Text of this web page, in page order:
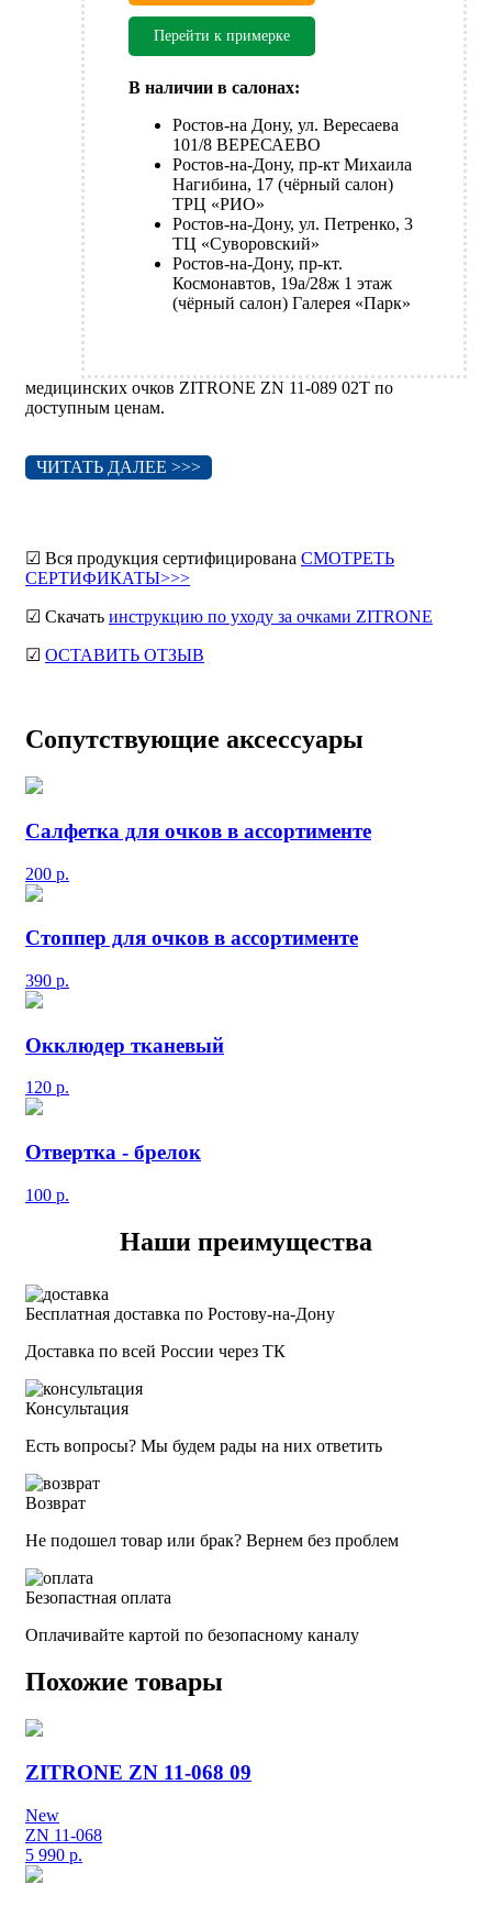
Перейти к примерке
В наличии в салонах:
Ростов-на Дону, ул. Вересаева
101/8 ВЕРЕСАЕВО
Ростов-на-Дону, пр-кт Михаила
Нагибина, 17 (чёрный салон)
ТРЦ «РИО»
Ростов-на-Дону, ул. Петренко, 3
ТЦ «Суворовский»
Ростов-на-Дону, пр-кт.
Космонавтов, 19а/28ж 1 этаж
(чёрный салон) Галерея «Парк»
медицинских очков ZITRONE ZN 11-089 02T по
доступным ценам.
ЧИТАТЬ ДАЛЕЕ >>>
☑ Вся продукция сертифицирована СМОТРЕТЬ
СЕРТИФИКАТЫ>>>
☑ Скачать инструкцию по уходу за очками ZITRONE
☑ ОСТАВИТЬ ОТЗЫВ
Сопутствующие аксессуары
Салфетка для очков в ассортименте
200 р.
Стоппер для очков в ассортименте
390 р.
Окклюдер тканевый
120 р.
Отвертка - брелок
100 р.
Наши преимущества
Бесплатная доставка по Ростову-на-Дону
Доставка по всей России через ТК
Консультация
Есть вопросы? Мы будем рады на них ответить
Возврат
Не подошел товар или брак? Вернем без проблем
Безопастная оплата
Оплачивайте картой по безопасному каналу
Похожие товары
ZITRONE ZN 11-068 09
New
ZN 11-068
5 990 р.